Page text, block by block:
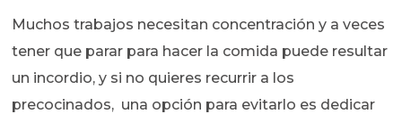
Muchos trabajos necesitan concentración y a veces
tener que parar para hacer la comida puede resultar
un incordio, y si no quieres recurrir a los
precocinados, una opción para evitarlo es dedicar